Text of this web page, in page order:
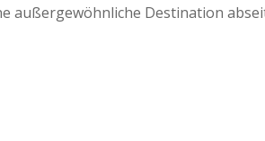
außergewöhnliche Destination